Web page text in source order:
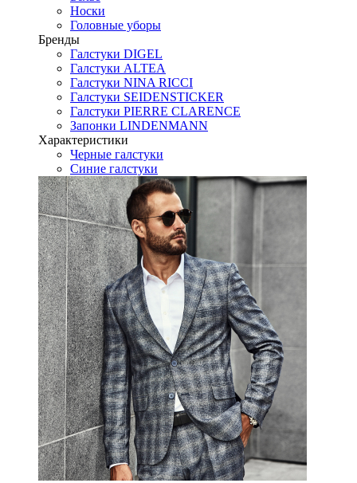
Носки
Головные уборы
Бренды
Галстуки DIGEL
Галстуки ALTEA
Галстуки NINA RICCI
Галстуки SEIDENSTICKER
Галстуки PIERRE CLARENCE
Запонки LINDENMANN
Характеристики
Черные галстуки
Синие галстуки